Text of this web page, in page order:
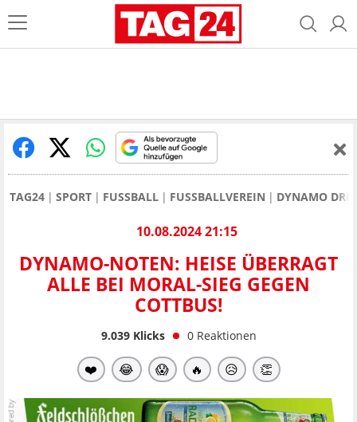
TAG24 SPORT FUSSBALL FUSSBALLVEREIN DYNAMO
10.08.2024 21:15
DYNAMO-NOTEN: HEISE ÜBERRAGT
ALLE BEI MORAL-SIEG GEGEN
COTTBUS!
9.039Klicks 0 Reaktionen
❤️ 😂 😱 🔥 😥 👏